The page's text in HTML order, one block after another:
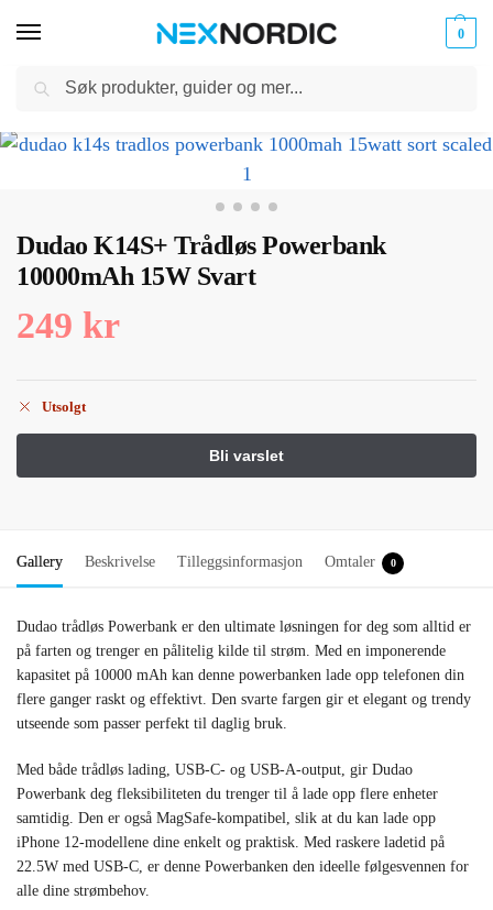
0
til
Kabler
Dudao K14S+ Trådløs Powerbank
10000mAh 15W Svart
249 kr
Utsolgt
Gallery Beskrivelse Tilleggsinformasjon Omtaler 0
Dudao trådløs Powerbank er den ultimate løsningen for deg som alltid er
på farten og trenger en pålitelig kilde til strøm. Med en imponerende
kapasitet på 10000 mAh kan denne powerbanken lade opp telefonen din
flere ganger raskt og effektivt. Den svarte fargen gir et elegant og trendy
utseende som passer perfekt til daglig bruk.
Med både trådløs lading, USB-C- og USB-A-output, gir Dudao
Powerbank deg fleksibiliteten du trenger til å lade opp flere enheter
samtidig. Den er også MagSafe-kompatibel, slik at du kan lade opp
iPhone 12-modellene dine enkelt og praktisk. Med raskere ladetid på
22.5W med USB-C, er denne Powerbanken den ideelle følgesvennen for
alle dine strømbehov.